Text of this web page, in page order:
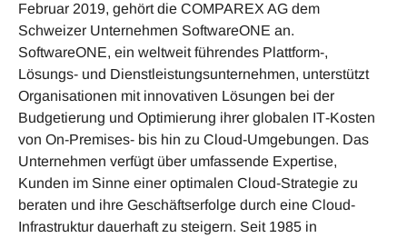
Februar 2019, gehört die COMPAREX AG dem
Schweizer Unternehmen SoftwareONE an.
SoftwareONE, ein weltweit führendes Plattform-,
Lösungs- und Dienstleistungsunternehmen, unterstützt
Organisationen mit innovativen Lösungen bei der
Budgetierung und Optimierung ihrer globalen IT‐Kosten
von On‐Premises- bis hin zu Cloud-Umgebungen. Das
Unternehmen verfügt über umfassende Expertise,
Kunden im Sinne einer optimalen Cloud-Strategie zu
beraten und ihre Geschäftserfolge durch eine Cloud-
Infrastruktur dauerhaft zu steigern. Seit 1985 in